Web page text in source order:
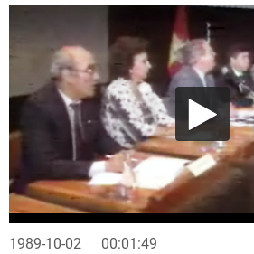
1989-10-02 00:01:49